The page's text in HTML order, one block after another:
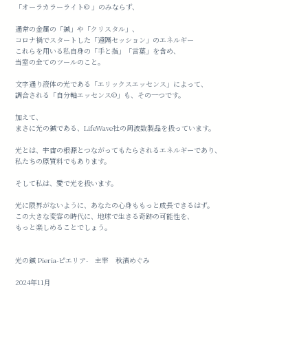
「オーラカラーライト©︎ 」のみならず、
通常の金属の「鍼」や「クリスタル」、
コロナ禍でスタートした「遠隔セッション」のエネルギー
これらを用いる私自身の「手と指」「言葉」を含め、
当室の全てのツールのこと。
文字通り液体の光である「エリックスエッセンス」によって、
調合される「自分軸エッセンス©︎」も、その一つです。
加えて、
まさに光の鍼である、LifeWave社の周波数製品を扱っています。
光とは、宇宙の根源とつながってもたらされるエネルギーであり、
私たちの原質料でもあります。
そして私は、愛で光を扱います。
光に限界がないように、あなたの心身ももっと成長できるはず。
この大きな変容の時代に、地球で生きる奇跡の可能性を、
もっと楽しめることでしょう。
光の鍼 Pieria-ピエリア- 主宰 秋濱めぐみ
2024年11月